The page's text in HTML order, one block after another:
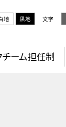
地 黒地 文字
チーム担任制